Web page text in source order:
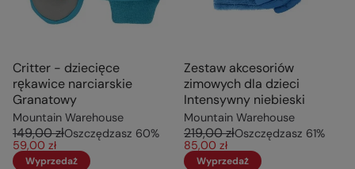
Critter - dziecięce
rękawice narciarskie
Granatowy
Mountain Warehouse
149,00 złOszczędzasz 60%
59,00 zł
Wyprzedaż
Zestaw akcesoriów
zimowych dla dzieci
Intensywny niebieski
Mountain Warehouse
219,00 złOszczędzasz 61%
85,00 zł
Wyprzedaż